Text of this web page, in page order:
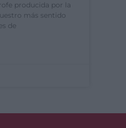
producida por la
más sentido
de